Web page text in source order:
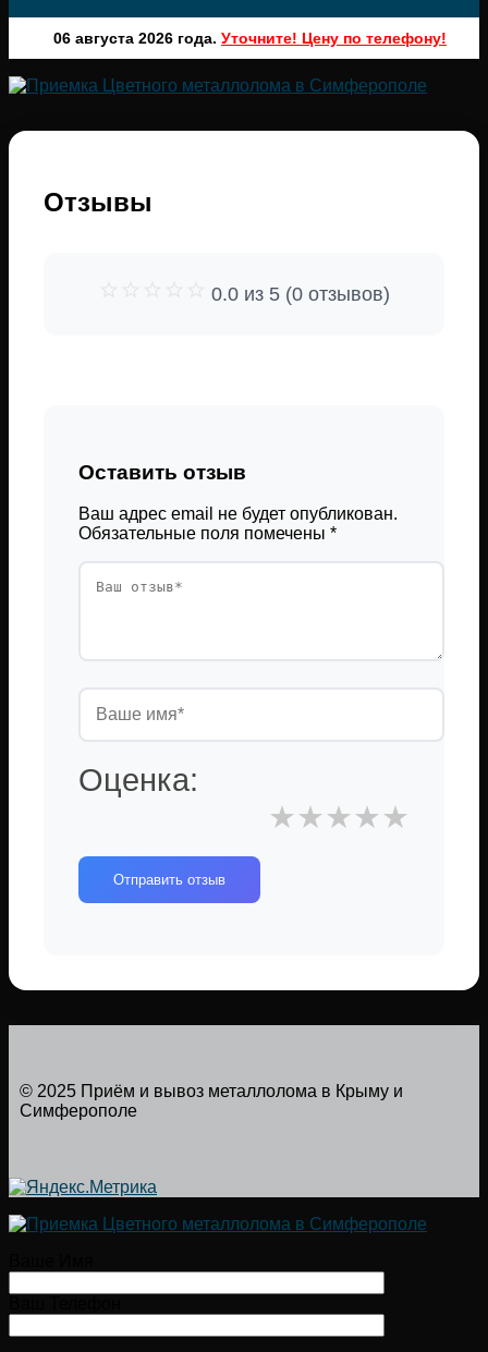
06 августа 2026 года. Уточните! Цену по телефону!
Отзывы
0.0 из 5 (0 отзывов)
Оставить отзыв
Ваш адрес email не будет опубликован.
Обязательные поля помечены *
Оценка:
★
★
★
★
★
Отправить отзыв
© 2025 Приём и вывоз металлолома в Крыму и
Симферополе